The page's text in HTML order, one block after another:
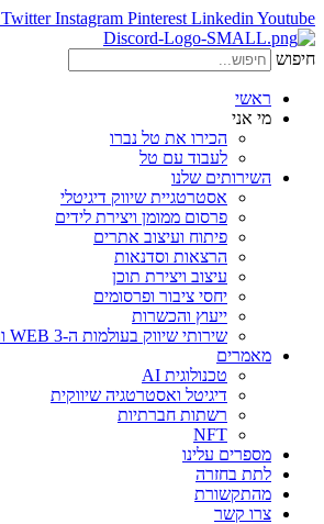
Twitter Instagram Pinterest Linkedin Youtube
חיפוש
ראשי
מי אני
הכירו את טל נברו
לעבוד עם טל
השירותים שלנו
אסטרטגיית שיווק דיגיטלי
פרסום ממומן ויצירת לידים
פיתוח ועיצוב אתרים
הרצאות וסדנאות
עיצוב ויצירת תוכן
יחסי ציבור ופרסומים
ייעוץ והכשרות
שירותי שיווק בעולמות ה-WEB 3 וה-NFT
מאמרים
טכנולוגית AI
דיגיטל ואסטרטגיה שיווקית
רשתות חברתיות
NFT
מספרים עלינו
לתת בחזרה
מהתקשורת
צרו קשר